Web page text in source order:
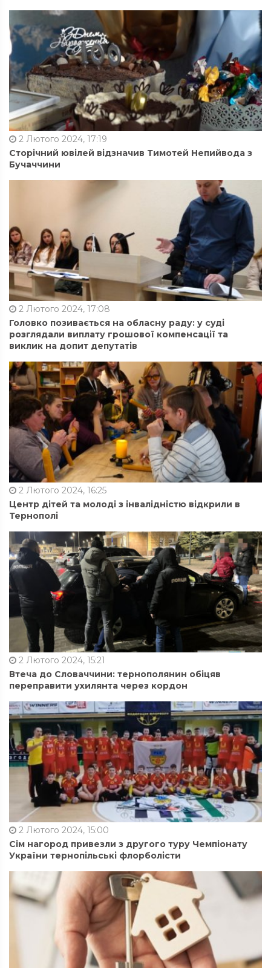
2 Лютого 2024, 17:19
Сторічний ювілей відзначив Тимотей Непийвода з
Бучаччини
2 Лютого 2024, 17:08
Головко позивається на обласну раду: у суді
розглядали виплату грошової компенсації та
виклик на допит депутатів
2 Лютого 2024, 16:25
Центр дітей та молоді з інвалідністю відкрили в
Тернополі
2 Лютого 2024, 15:21
Втеча до Словаччини: тернополянин обіцяв
переправити ухилянта через кордон
2 Лютого 2024, 15:00
Сім нагород привезли з другого туру Чемпіонату
України тернопільські флорболісти